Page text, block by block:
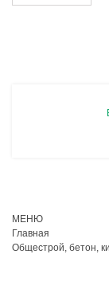
МЕНЮ
Главная
Общестрой, бетон,